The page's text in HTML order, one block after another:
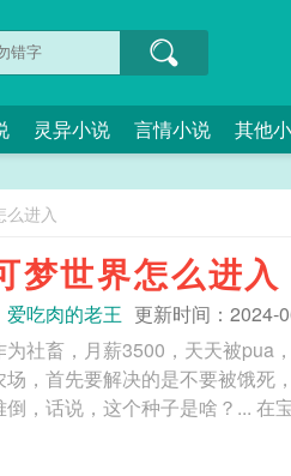
灵异小说 言情小说 其他
么进入
梦世界怎么进入
爱吃肉的老王 更新时间：2024-
为社畜，月薪3500，天天被pua
场，首先要解决的是不要被饿死
种地难倒